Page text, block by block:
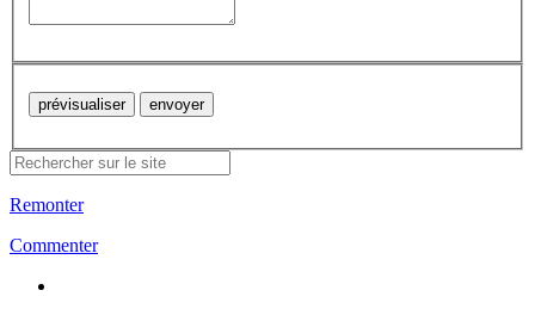
Remonter
Commenter